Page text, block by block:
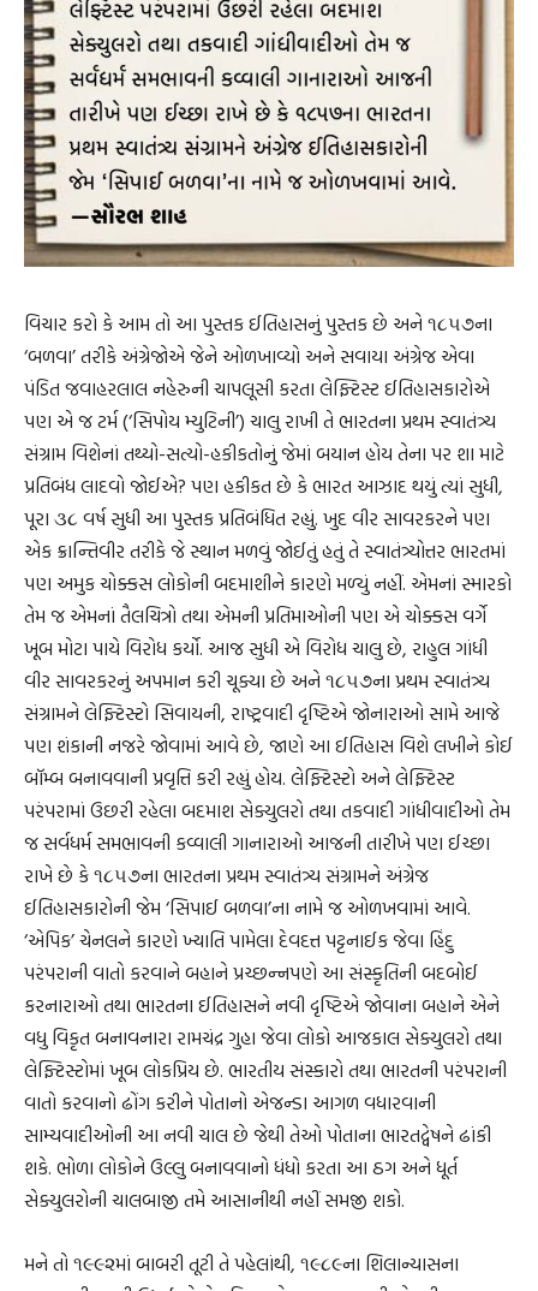
વિચાર કરો કે આમ તો આ પુસ્તક ઈતિહાસનું પુસ્તક છે અને ૧૮૫૭ના
‘બળવા’ તરીકે અંગ્રેજોએ જેને ઓળખાવ્યો અને સવાયા અંગ્રેજ એવા
પંડિત જવાહરલાલ નહેરુની ચાપલૂસી કરતા લેફ્ટિસ્ટ ઈતિહાસકારોએ
પણ એ જ ટર્મ (‘સિપોય મ્યુટિની’) ચાલુ રાખી તે ભારતના પ્રથમ સ્વાતંત્ર્ય
સંગ્રામ વિશેનાં તથ્યો-સત્યો-હકીકતોનું જેમાં બયાન હોય તેના પર શા માટે
પ્રતિબંધ લાદવો જોઈએ? પણ હકીકત છે કે ભારત આઝાદ થયું ત્યાં સુધી,
પૂરા ૩૮ વર્ષ સુધી આ પુસ્તક પ્રતિબંધિત રહ્યું. ખુદ વીર સાવરકરને પણ
એક ક્રાન્તિવીર તરીકે જે સ્થાન મળવું જોઈતું હતું તે સ્વાતંત્ર્યોત્તર ભારતમાં
પણ અમુક ચોક્કસ લોકોની બદમાશીને કારણે મળ્યું નહીં. એમનાં સ્મારકો
તેમ જ એમનાં તૈલચિત્રો તથા એમની પ્રતિમાઓની પણ એ ચોક્કસ વર્ગે
ખૂબ મોટા પાયે વિરોધ કર્યો. આજ સુધી એ વિરોધ ચાલુ છે, રાહુલ ગાંધી
વીર સાવરકરનું અપમાન કરી ચૂક્યા છે અને ૧૮૫૭ના પ્રથમ સ્વાતંત્ર્ય
સંગ્રામને લેફ્ટિસ્ટો સિવાયની, રાષ્ટ્રવાદી દૃષ્ટિએ જોનારાઓ સામે આજે
પણ શંકાની નજરે જોવામાં આવે છે, જાણે આ ઈતિહાસ વિશે લખીને કોઈ
બૉમ્બ બનાવવાની પ્રવૃત્તિ કરી રહ્યું હોય. લેફ્ટિસ્ટો અને લેફ્ટિસ્ટ
પરંપરામાં ઉછરી રહેલા બદમાશ સેક્યુલરો તથા તકવાદી ગાંધીવાદીઓ તેમ
જ સર્વધર્મ સમભાવની કવ્વાલી ગાનારાઓ આજની તારીખે પણ ઈચ્છા
રાખે છે કે ૧૮૫૭ના ભારતના પ્રથમ સ્વાતંત્ર્ય સંગ્રામને અંગ્રેજ
ઈતિહાસકારોની જેમ ‘સિપાઈ બળવા’ના નામે જ ઓળખવામાં આવે.
‘એપિક’ ચેનલને કારણે ખ્યાતિ પામેલા દેવદત્ત પટ્ટનાઈક જેવા હિંદુ
પરંપરાની વાતો કરવાને બહાને પ્રચ્છન્નપણે આ સંસ્કૃતિની બદબોઈ
કરનારાઓ તથા ભારતના ઈતિહાસને નવી દૃષ્ટિએ જોવાના બહાને એને
વધુ વિકૃત બનાવનારા રામચંદ્ર ગુહા જેવા લોકો આજકાલ સેક્યુલરો તથા
લેફ્ટિસ્ટોમાં ખૂબ લોકપ્રિય છે. ભારતીય સંસ્કારો તથા ભારતની પરંપરાની
વાતો કરવાનો ઢોંગ કરીને પોતાનો એજન્ડા આગળ વધારવાની
સામ્યવાદીઓની આ નવી ચાલ છે જેથી તેઓ પોતાના ભારતદ્વેષને ઢાંકી
શકે. ભોળા લોકોને ઉલ્લુ બનાવવાનો ધંધો કરતા આ ઠગ અને ધૂર્ત
સેક્યુલરોની ચાલબાજી તમે આસાનીથી નહીં સમજી શકો.
મને તો ૧૯૯૨માં બાબરી તૂટી તે પહેલાંથી, ૧૯૮૯ના શિલાન્યાસના